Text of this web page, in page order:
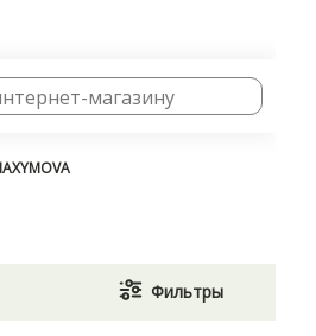
Фильтры